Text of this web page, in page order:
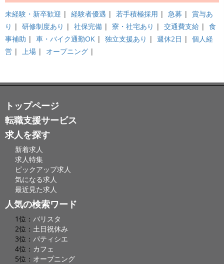
未経験・新卒歓迎 | 経験者優遇 | 若手積極採用 | 急募 | 賞与あ
り | 研修制度あり | 社保完備 | 寮・社宅あり | 交通費支給 | 食
事補助 | 車・バイク通勤OK | 独立支援あり | 週休2日 | 個人経
営 | 上場 | オープニング |
トップページ
転職支援サービス
求人を探す
新着求人
求人特集
ピックアップ求人
気になる求人
最近見た求人
人気の検索ワード
1位： バリスタ
2位： 土日祝休み
3位： パティシエ
4位： カフェ
5位： オープニング